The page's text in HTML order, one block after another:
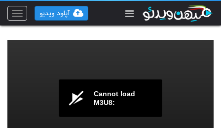
Toggle
آپلود ویدیو
Cannot load
M3U8: